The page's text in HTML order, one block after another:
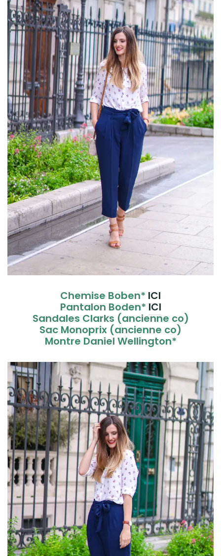
Chemise Boben* ICI
Pantalon Boden*ICI
Sandales Clarks (ancienne co)
Sac Monoprix (ancienne co)
Montre Daniel Wellington*